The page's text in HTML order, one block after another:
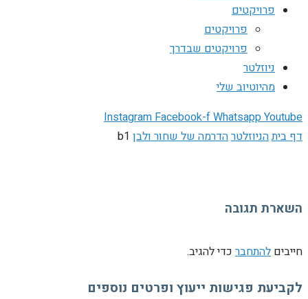
פרויקטים
פרויקטים
פרויקטים שבדרך
ניוזלטר
מהיוטיוב שלי
InstagramFacebook-fWhatsappYoutube
דף ביתהניוזלטרהדרמה של שחור ולבן b1
השארת תגובה
חייבים להתחבר כדי להגיב.
לקביעת פגישות ייעוץ ופרטים נוספים